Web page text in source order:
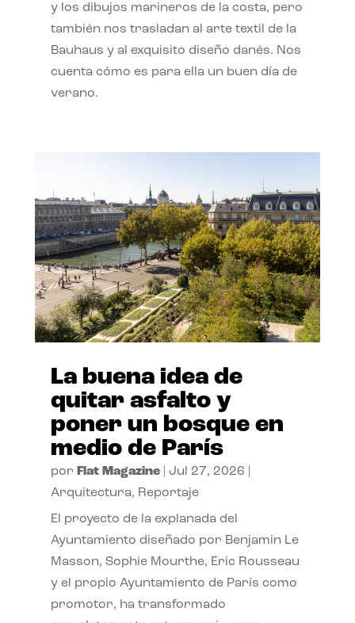
y los dibujos marineros de la costa, pero
también nos trasladan al arte textil de la
Bauhaus y al exquisito diseño danés. Nos
cuenta cómo es para ella un buen día de
verano.
La buena idea de
quitar asfalto y
poner un bosque en
medio de París
por Flat Magazine| Jul 27, 2026
Arquitectura, Reportaje
El proyecto de la explanada del
Ayuntamiento diseñado por Benjamin Le
Masson, Sophie Mourthe, Eric Rousseau
y el propio Ayuntamiento de París como
promotor, ha transformado